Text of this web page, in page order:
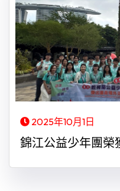
2025年10月1日
錦江公益少年團榮